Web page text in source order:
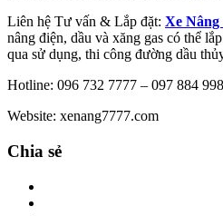
Liên hệ Tư vấn & Lắp đặt: Xe Nâng
nâng điện, dầu và xăng gas có thể
qua sử dụng, thi công đường dầu
Hotline: 096 732 7777 – 097 884
Website: xenang7777.com
Chia sẻ